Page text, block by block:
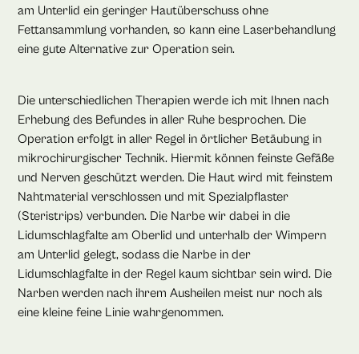
am Unterlid ein geringer Hautüberschuss ohne
Fettansammlung vorhanden, so kann eine Laserbehandlung
eine gute Alternative zur Operation sein.
Die unterschiedlichen Therapien werde ich mit Ihnen nach
Erhebung des Befundes in aller Ruhe besprochen. Die
Operation erfolgt in aller Regel in örtlicher Betäubung in
mikrochirurgischer Technik. Hiermit können feinste Gefäße
und Nerven geschützt werden. Die Haut wird mit feinstem
Nahtmaterial verschlossen und mit Spezialpflaster
(Steristrips) verbunden. Die Narbe wir dabei in die
Lidumschlagfalte am Oberlid und unterhalb der Wimpern
am Unterlid gelegt, sodass die Narbe in der
Lidumschlagfalte in der Regel kaum sichtbar sein wird. Die
Narben werden nach ihrem Ausheilen meist nur noch als
eine kleine feine Linie wahrgenommen.